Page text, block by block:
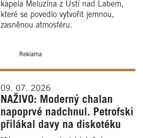
kapela Meluzína z Ústí nad Labem,
které se povedlo vytvořit jemnou,
zasněnou atmosféru.
Reklama
09. 07. 2026
NAŽIVO: Moderný chalan
napoprvé nadchnul. Petrofski
přilákal davy na diskotéku